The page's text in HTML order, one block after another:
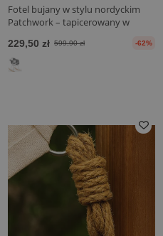
Fotel bujany w stylu nordyckim
Patchwork – tapicerowany w
229,50 zł 599,90 zł -62%